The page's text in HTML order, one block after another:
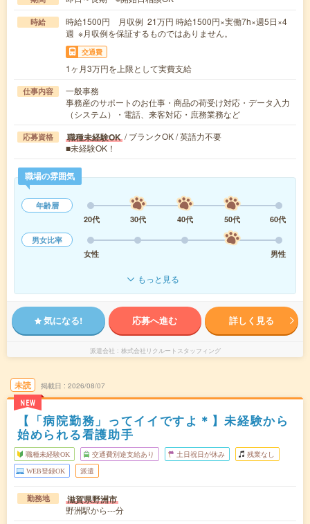
時給
時給1500円 月収例 21万円 時給1500円×実働7h×週5日×4
週 ※月収例を保証するものではありません。
交通費
1ヶ月3万円を上限として実費支給
仕事内容
一般事務
事務産のサポートのお仕事・商品の荷受け対応・データ入力
（システム）・電話、来客対応・庶務業務など
応募資格 職種未経験OK / ブランクOK / 英語力不要
■未経験OK！
職場の雰囲気
年齢層
20代
30代 40代 50代
60代
男女比率
女性
男性
もっと見る
気になる! 応募へ進む 詳しく見る
派遣会社 株式会社リクルートスタッフィング
未読
NEW
掲載日 2026/08/07
【「病院勤務」ってイイですよ＊】未経験から
始められる看護助手
職種未経験OK 交通費別途支給あり 土日祝日が休み 残業なし
WEB登録OK 派遣
勤務地 滋賀県野洲市
野洲駅から---分